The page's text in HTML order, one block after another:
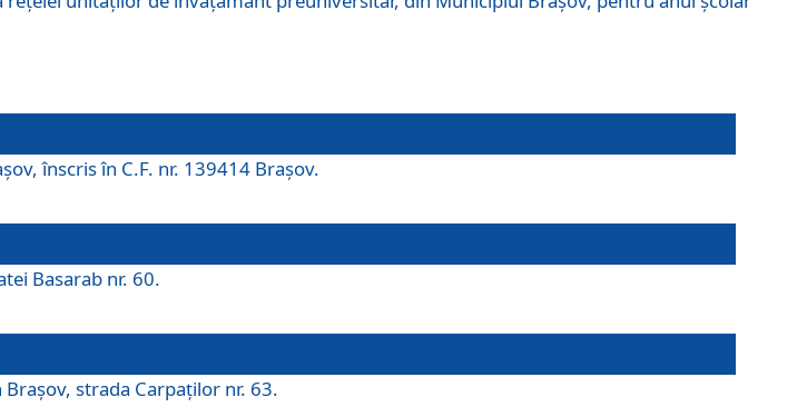
înscris în C.F. nr. 139414 Brașov.
Basarab nr. 60.
strada Carpaților nr. 63.